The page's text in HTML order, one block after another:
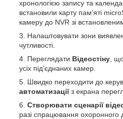
хронологією запису та
встановили карту памʼяті
камеру до NVR зі
Налаштовувати зони
чутливості.
Переглядати Відеостіну ,
усіх під’єднаних камер.
Швидко переходити до
автоматизаціїз екрана
Створювати сценарії
разі спрацювання охоронного